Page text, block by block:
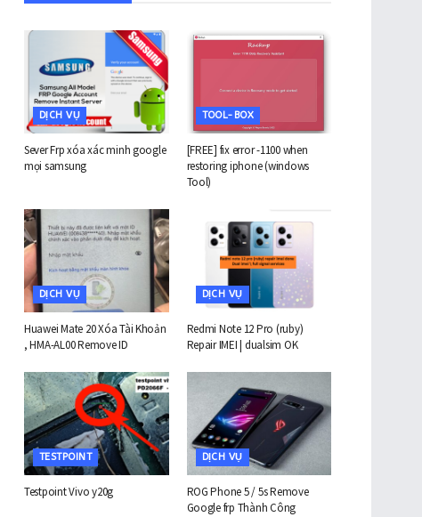
DỊCH VỤ
Sever Frp xóa xác minh google
mọi samsung
TOOL-BOX
[FREE] fix error -1100 when
restoring iphone (windows
Tool)
DỊCH VỤ
Huawei Mate 20 Xóa Tài Khoản
, HMA-AL00 Remove ID
DỊCH VỤ
Redmi Note 12 Pro (ruby)
Repair IMEI | dualsim OK
TESTPOINT
Testpoint Vivo y20g
DỊCH VỤ
ROG Phone 5 / 5s Remove
Google frp Thành Công